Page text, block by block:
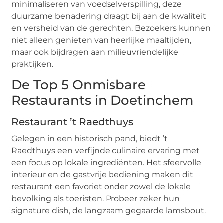
minimaliseren van voedselverspilling, deze
duurzame benadering draagt bij aan de kwaliteit
en versheid van de gerechten. Bezoekers kunnen
niet alleen genieten van heerlijke maaltijden,
maar ook bijdragen aan milieuvriendelijke
praktijken.
De Top 5 Onmisbare
Restaurants in Doetinchem
Restaurant ’t Raedthuys
Gelegen in een historisch pand, biedt ’t
Raedthuys een verfijnde culinaire ervaring met
een focus op lokale ingrediënten. Het sfeervolle
interieur en de gastvrije bediening maken dit
restaurant een favoriet onder zowel de lokale
bevolking als toeristen. Probeer zeker hun
signature dish, de langzaam gegaarde lamsbout.